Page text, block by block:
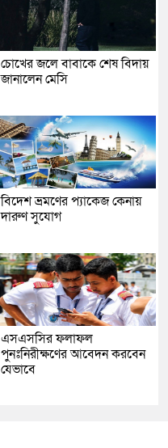
চোখের জলে বাবাকে শেষ বিদায়
জানালেন মেসি
বিদেশ ভ্রমণের প্যাকেজ কেনায়
দারুণ সুযোগ
এসএসসির ফলাফল
পুনঃনিরীক্ষণের আবেদন করবেন
যেভাবে